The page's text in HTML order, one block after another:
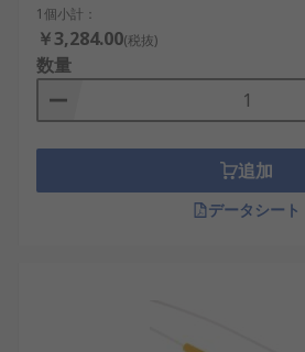
や金属編組などの保護層を備
撃、げっ歯類による損傷など
たタイプです。工場、地下、
光ファイバパッチケーブル：
が取り付けられた完成品です
トランシーバ、パッチパネル
バータなどの機器間接続に使
格、接続方式、通信条件、設置環境
1個小計：
￥3,284.00(税抜)
数量
追加
データシート